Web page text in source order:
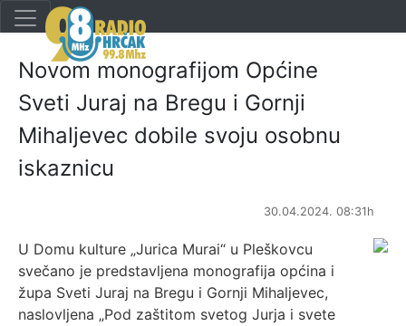
Novom monografijom Općine
Sveti Juraj na Bregu i Gornji
Mihaljevec dobile svoju osobnu
iskaznicu
30.04.2024. 08:31h
U Domu kulture „Jurica Murai“ u Pleškovcu
svečano je predstavljena monografija općina i
župa Sveti Juraj na Bregu i Gornji Mihaljevec,
naslovljena „Pod zaštitom svetog Jurja i svete